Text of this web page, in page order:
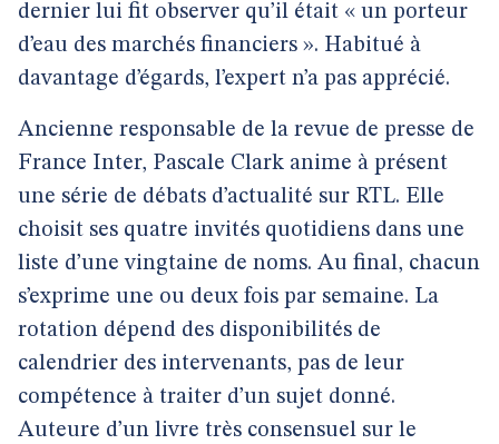
dernier lui fit observer qu’il était « un porteur
d’eau des marchés financiers ». Habitué à
davantage d’égards, l’expert n’a pas apprécié.
Ancienne responsable de la revue de presse de
France Inter, Pascale Clark anime à présent
une série de débats d’actualité sur RTL. Elle
choisit ses quatre invités quotidiens dans une
liste d’une vingtaine de noms. Au final, chacun
s’exprime une ou deux fois par semaine. La
rotation dépend des disponibilités de
calendrier des intervenants, pas de leur
compétence à traiter d’un sujet donné.
Auteure d’un livre très consensuel sur le